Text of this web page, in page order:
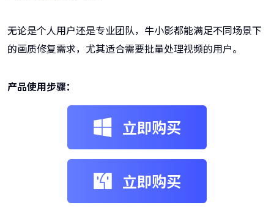
无论是个人用户还是专业团队，牛小影都能满足不同场景下
的画质修复需求，尤其适合需要批量处理视频的用户。
产品使用步骤：
立即购买
立即购买